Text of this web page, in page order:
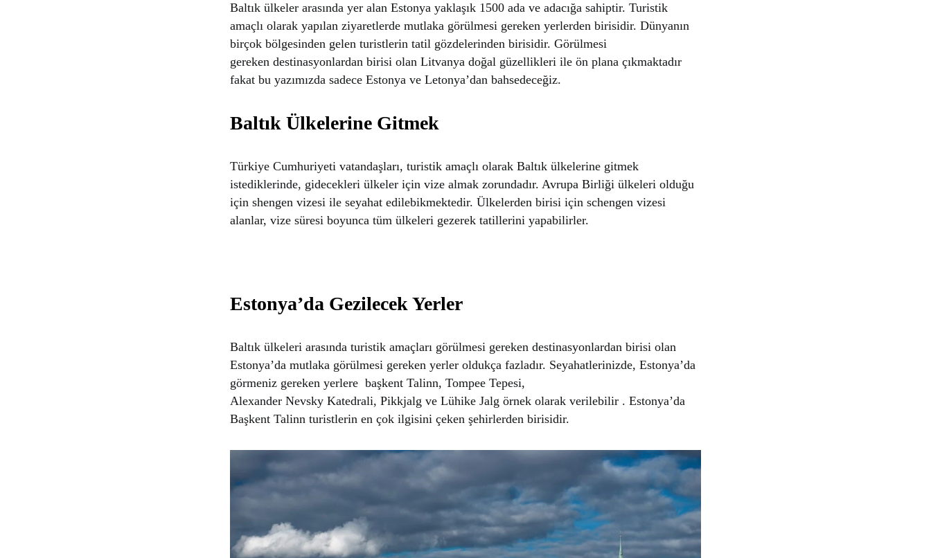
Baltık ülkeler arasında yer alan Estonya yaklaşık 1500 ada ve adacığa sahiptir. Turistik
amaçlı olarak yapılan ziyaretlerde mutlaka görülmesi gereken yerlerden birisidir. Dünyanın
birçok bölgesinden gelen turistlerin tatil gözdelerinden birisidir. Görülmesi
gereken destinasyonlardan birisi olan Litvanya doğal güzellikleri ile ön plana çıkmaktadır
fakat bu yazımızda sadece Estonya ve Letonya’dan bahsedeceğiz.
Baltık Ülkelerine Gitmek
Türkiye Cumhuriyeti vatandaşları, turistik amaçlı olarak Baltık ülkelerine gitmek
istediklerinde, gidecekleri ülkeler için vize almak zorundadır. Avrupa Birliği ülkeleri olduğu
için shengen vizesi ile seyahat edilebikmektedir. Ülkelerden birisi için schengen vizesi
alanlar, vize süresi boyunca tüm ülkeleri gezerek tatillerini yapabilirler.
Estonya’da Gezilecek Yerler
Baltık ülkeleri arasında turistik amaçları görülmesi gereken destinasyonlardan birisi olan
Estonya’da mutlaka görülmesi gereken yerler oldukça fazladır. Seyahatlerinizde, Estonya’da
görmeniz gereken yerlere başkent Talinn, Tompee Tepesi,
Alexander Nevsky Katedrali, Pikkjalg ve Lühike Jalg örnek olarak verilebilir . Estonya’da
Başkent Talinn turistlerin en çok ilgisini çeken şehirlerden birisidir.